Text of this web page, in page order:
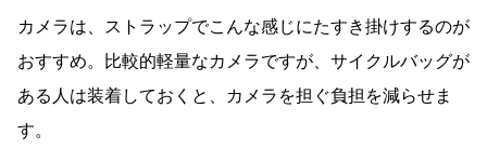
カメラは、ストラップでこんな感じにたすき掛けするのが
おすすめ。比較的軽量なカメラですが、サイクルバッグが
ある人は装着しておくと、カメラを担ぐ負担を減らせま
す。